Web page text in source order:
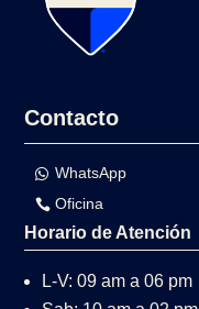
Contacto
WhatsApp
Oficina
Horario de Atención
L-V: 09 am a 06 pm